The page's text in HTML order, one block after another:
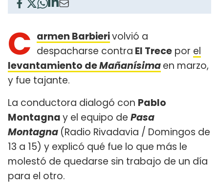
C armen Barbierivolvió a
despacharse contra El Trece por el
levantamiento deMañanísimaen marzo,
y fue tajante.
La conductora dialogó con Pablo
Montagnay el equipo de Pasa
Montagna (Radio Rivadavia / Domingos de
13 a 15) y explicó qué fue lo que más le
molestó de quedarse sin trabajo de un día
para el otro.